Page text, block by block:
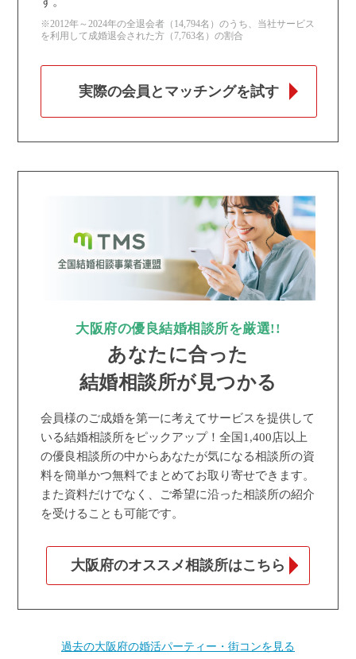
※2012年～2024年の全退会者（14,794名）のうち、当社サービス
を利用して成婚退会された方（7,763名）の割合
実際の会員とマッチングを試す
大阪府の優良結婚相談所を厳選!!
あなたに合った
結婚相談所が見つかる
会員様のご成婚を第一に考えてサービスを提供して
いる結婚相談所をピックアップ！全国1,400店以上
の優良相談所の中からあなたが気になる相談所の資
料を簡単かつ無料でまとめてお取り寄せできます。
また資料だけでなく、ご希望に沿った相談所の紹介
を受けることも可能です。
大阪府のオススメ相談所はこちら
過去の大阪府の婚活パーティー・街コンを見る